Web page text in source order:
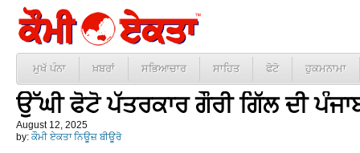
ਮੁਖੱ ਪੰਨਾ ਖ਼ਬਰਾਂ ਸਭਿਆਚਾਰ ਸਾਹਿਤ ਫੋਟੋ ਹੁਕਮਨਾਮਾ
ਉੱਘੀ ਫੋਟੋ ਪੱਤਰਕਾਰ ਗੌਰੀ ਗਿੱਲ ਦੀ
August 12, 2025
by: ਕੌਮੀ ਏਕਤਾ ਨਿਊਜ਼ ਬੀਊਰੋ